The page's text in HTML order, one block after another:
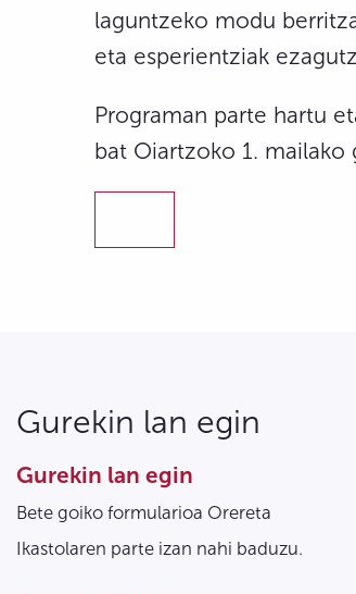
laguntzeko modu
eta esperientziak
Programan parte hartu
bat Oiartzoko 1.
Gurekin lan egin
Gurekin lan egin
Bete goiko formularioa Orereta
Ikastolaren parte izan nahi baduzu.